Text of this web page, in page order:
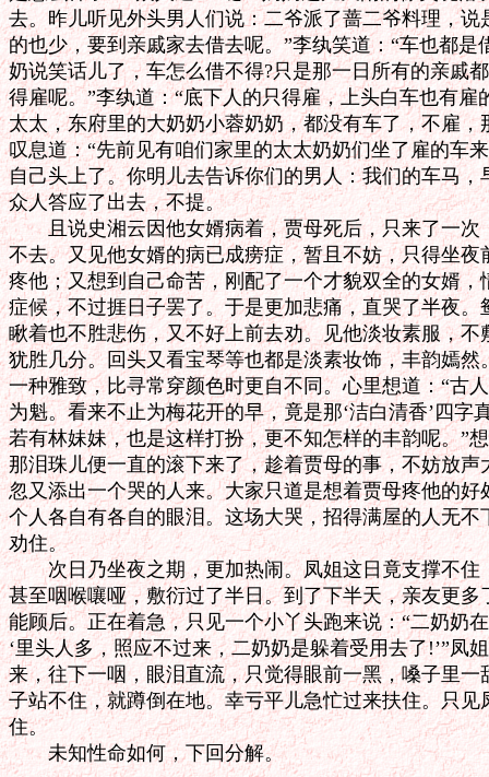
去。昨儿听见外头男人们说：二爷派了蔷二爷料理，
的也少，要到亲戚家去借去呢。”李纨笑道：“车也都是
奶说笑话儿了，车怎么借不得?只是那一日所有的亲戚
得雇呢。”李纨道：“底下人的只得雇，上头白车也有雇
太太，东府里的大奶奶小蓉奶奶，都没有车了，不雇，
叹息道：“先前见有咱们家里的太太奶奶们坐了雇的车
自己头上了。你明儿去告诉你们的男人：我们的车马，
众人答应了出去，不提。
且说史湘云因他女婿病着，贾母死后，只来了一次
不去。又见他女婿的病已成痨症，暂且不妨，只得坐
疼他；又想到自己命苦，刚配了一个才貌双全的女婿
症候，不过捱日子罢了。于是更加悲痛，直哭了半夜
瞅着也不胜悲伤，又不好上前去劝。见他淡妆素服，
犹胜几分。回头又看宝琴等也都是淡素妆饰，丰韵嫣
一种雅致，比寻常穿颜色时更自不同。心里想道：“古
为魁。看来不止为梅花开的早，竟是那‘洁白清香’四字
若有林妹妹，也是这样打扮，更不知怎样的丰韵呢。”
那泪珠儿便一直的滚下来了，趁着贾母的事，不妨放
忽又添出一个哭的人来。大家只道是想着贾母疼他的
个人各自有各自的眼泪。这场大哭，招得满屋的人无
劝住。
次日乃坐夜之期，更加热闹。凤姐这日竟支撑不住
甚至咽喉嚷哑，敷衍过了半日。到了下半天，亲友更
能顾后。正在着急，只见一个小丫头跑来说：“二奶奶
‘里头人多，照应不过来，二奶奶是躲着受用去了!’”凤
来，往下一咽，眼泪直流，只觉得眼前一黑，嗓子里
子站不住，就蹲倒在地。幸亏平儿急忙过来扶住。只
住。